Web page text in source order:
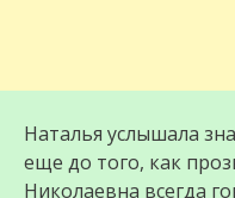
Наталья услышала
еще до того, как
Николаевна всегда